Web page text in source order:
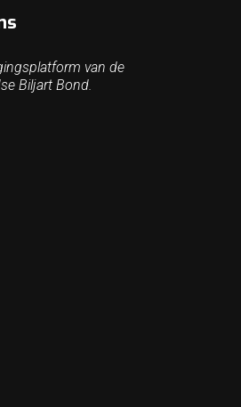
van de
Biljart Bond.